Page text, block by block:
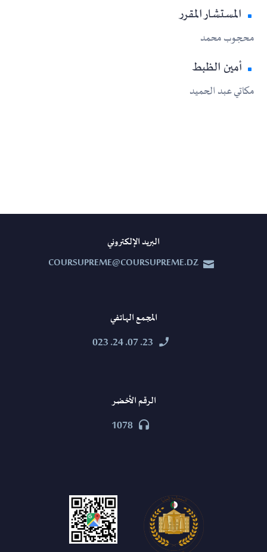
المستشار المقرر
محجوب محمد
أمين الظبط
مكاتي عبد الحميد
البريد الإلكتروني


COURSUPREME@COURSUPREME.DZ
المجمع الهاتفي


23. 07. 24. 023
الرقم الأخضر


1078